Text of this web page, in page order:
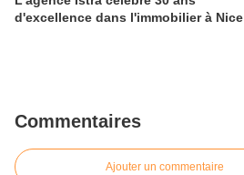
d'excellence dans l'immobilier à Nice
Commentaires
Ajouter un commentaire